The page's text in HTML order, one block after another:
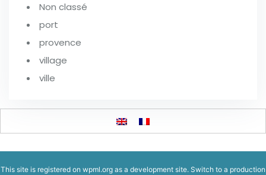
Non classé
port
provence
village
ville
This site is registered on wpml.org as a development site. Switch to a production